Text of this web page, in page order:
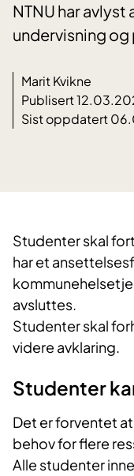
NTNU har
undervisning og
Marit Kvikne
Publisert
Sist oppdatert
Studenter skal
har et
avsluttes.
Studenter skal
videre avklaring.
Studenter
Det er forventet
behov for flere
Alle studenter